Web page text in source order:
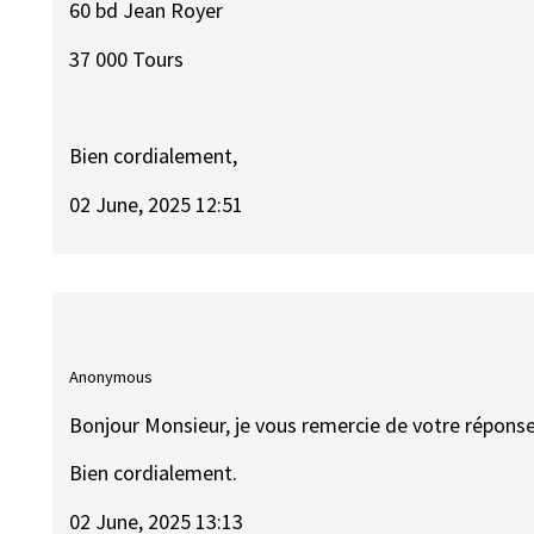
60 bd Jean Royer
37 000 Tours
Bien cordialement,
02 June, 2025 12:51
Anonymous
Bonjour Monsieur, je vous remercie de votre
Bien cordialement.
02 June, 2025 13:13